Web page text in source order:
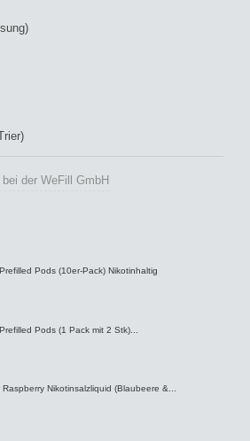
der WeFill GmbH
Pods (10er-Pack) Nikotinhaltig
Pods (1 Pack mit 2 Stk)...
Raspberry Nikotinsalzliquid (Blaubeere &...